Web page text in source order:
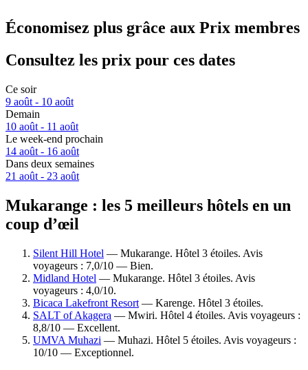
Économisez plus grâce aux Prix membres
Consultez les prix pour ces dates
Ce soir
9 août - 10 août
Demain
10 août - 11 août
Le week-end prochain
14 août - 16 août
Dans deux semaines
21 août - 23 août
Mukarange : les 5 meilleurs hôtels en un
coup d’œil
Silent Hill Hotel — Mukarange. Hôtel 3 étoiles. Avis
voyageurs : 7,0/10 — Bien.
Midland Hotel — Mukarange. Hôtel 3 étoiles. Avis
voyageurs : 4,0/10.
Bicaca Lakefront Resort — Karenge. Hôtel 3 étoiles.
SALT of Akagera — Mwiri. Hôtel 4 étoiles. Avis voyageurs :
8,8/10 — Excellent.
UMVA Muhazi — Muhazi. Hôtel 5 étoiles. Avis voyageurs :
10/10 — Exceptionnel.